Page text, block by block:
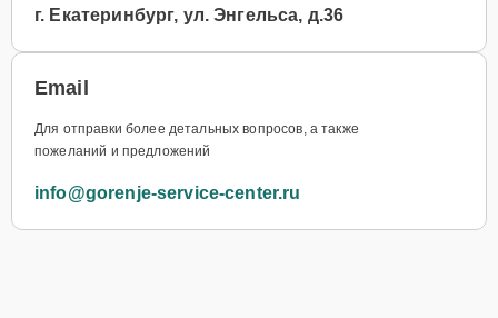
г. Екатеринбург, ул. Энгельса, д.36
Email
Для отправки более детальных вопросов, а также
пожеланий и предложений
info@gorenje-service-center.ru